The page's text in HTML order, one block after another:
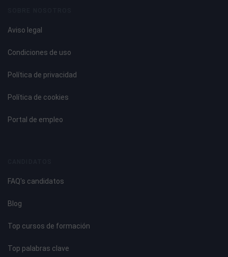
Aviso legal
Condiciones de uso
Política de privacidad
Política de cookies
Portal de empleo
FAQ's candidatos
Blog
Top cursos de formación
Top palabras clave